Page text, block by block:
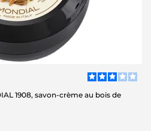
1908, savon-crème au bois de